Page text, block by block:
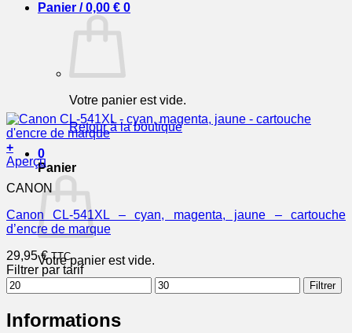
Panier /0,00 € 0
Votre panier est vide.
Retour à la boutique
0
Panier
Votre panier est vide.
+
Aperçu
CANON
Canon CL-541XL – cyan, magenta, jaune – cartouche
d’encre de marque
29,95€ TTC
Filtrer par tarif
Prix
min
Prix
max
Filtrer
Informations